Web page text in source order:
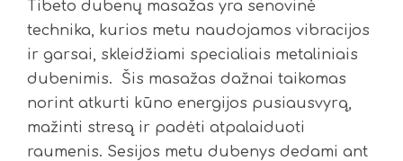
Tibeto dubenų masažas yra senovinė
technika, kurios metu naudojamos vibracijos
ir garsai, skleidžiami specialiais metaliniais
dubenimis. Šis masažas dažnai taikomas
norint atkurti kūno energijos pusiausvyrą,
mažinti stresą ir padėti atpalaiduoti
raumenis. Sesijos metu dubenys dedami ant